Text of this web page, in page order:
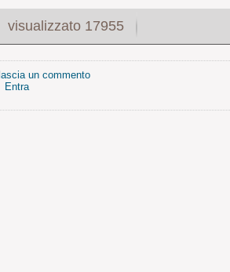
visualizzato 17955
lascia un commento
Entra